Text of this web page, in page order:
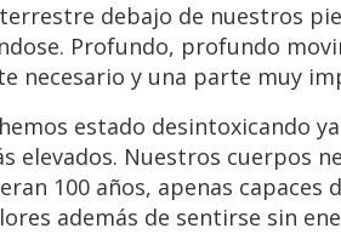
debajo de nuestros
Profundo, profundo
necesario y una parte muy
estado desintoxicando
elevados. Nuestros cuerpos
100 años, apenas capaces
además de sentirse sin